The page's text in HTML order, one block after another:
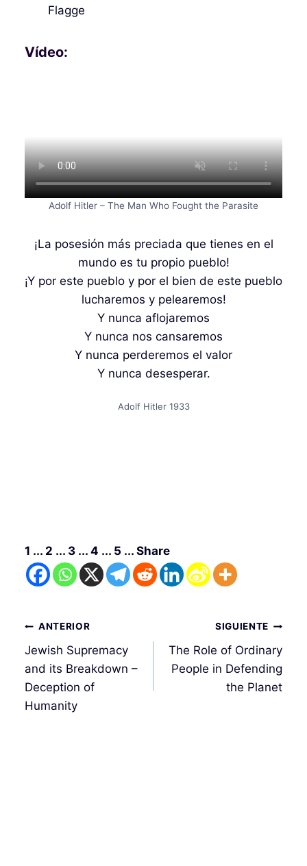
Flagge
Vídeo:
Adolf Hitler – The Man Who Fought the Parasite
¡La posesión más preciada que tienes en el
mundo es tu propio pueblo!
¡Y por este pueblo y por el bien de este pueblo
lucharemos y pelearemos!
Y nunca aflojaremos
Y nunca nos cansaremos
Y nunca perderemos el valor
Y nunca desesperar.
Adolf Hitler 1933
1 ... 2 ... 3 ... 4 ... 5 ... Share
Navegación
de
entradas
ANTERIOR
Jewish Supremacy
and its Breakdown –
Deception of
Humanity
SIGUIENTE
The Role of Ordinary
People in Defending
the Planet